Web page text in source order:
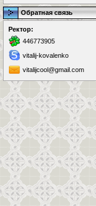
Обратная связь
Ректор:
446773905
vitalij-kovalenko
vitalijcool@gmail.com